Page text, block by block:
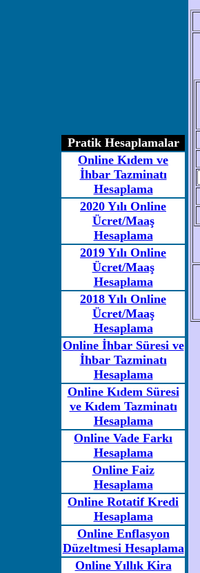
Pratik Hesaplamalar
Online Kıdem ve
İhbar Tazminatı
Hesaplama
2020 Yılı Online
Ücret/Maaş
Hesaplama
2019 Yılı Online
Ücret/Maaş
Hesaplama
2018 Yılı Online
Ücret/Maaş
Hesaplama
Online İhbar Süresi ve
İhbar Tazminatı
Hesaplama
Online Kıdem Süresi
ve Kıdem Tazminatı
Hesaplama
Online Vade Farkı
Hesaplama
Online Faiz
Hesaplama
Online Rotatif Kredi
Hesaplama
Online Enflasyon
Düzeltmesi Hesaplama
Online Yıllık Kira